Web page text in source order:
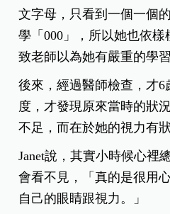
文字母，只看到一個一個
學「000」，所以她也依
致老師以為她有嚴重的學
後來，經過醫師檢查，才6
度，才發現原來當時的狀
不足，而在於她的視力有狀
Janet說，其實小時候心裡
會看不見，「真的是很用
自己的眼睛跟視力。」